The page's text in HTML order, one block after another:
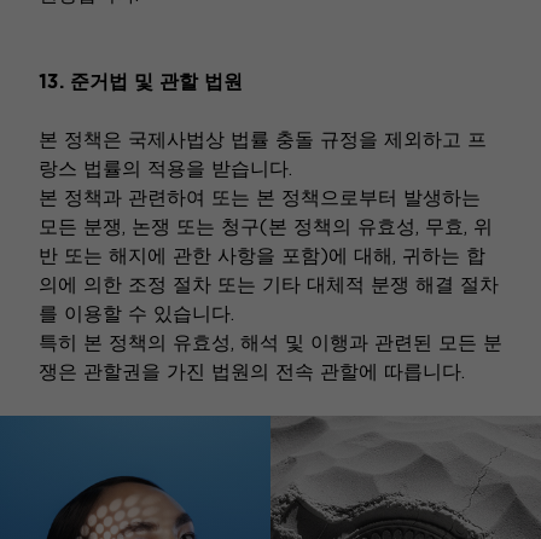
13. 준거법 및 관할 법원
본 정책은 국제사법상 법률 충돌 규정을 제외하고 프
랑스 법률의 적용을 받습니다.
본 정책과 관련하여 또는 본 정책으로부터 발생하는
모든 분쟁, 논쟁 또는 청구(본 정책의 유효성, 무효, 위
반 또는 해지에 관한 사항을 포함)에 대해, 귀하는 합
의에 의한 조정 절차 또는 기타 대체적 분쟁 해결 절차
를 이용할 수 있습니다.
특히 본 정책의 유효성, 해석 및 이행과 관련된 모든 분
쟁은 관할권을 가진 법원의 전속 관할에 따릅니다.